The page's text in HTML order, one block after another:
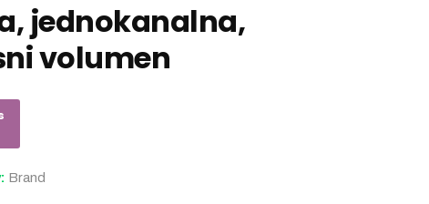
jednokanalna,
volumen
Brand